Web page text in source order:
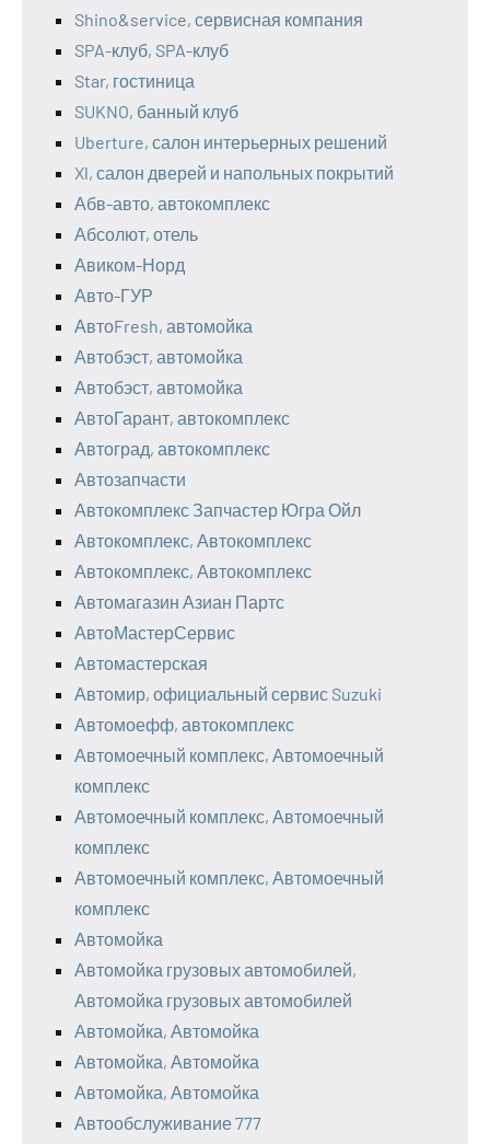
Shino&service, сервисная компания
SPA-клуб, SPA-клуб
Star, гостиница
SUKNO, банный клуб
Uberture, салон интерьерных решений
Xl, салон дверей и напольных покрытий
Абв-авто, автокомплекс
Абсолют, отель
Авиком-Норд
Авто-ГУР
АвтоFresh, автомойка
Автобэст, автомойка
Автобэст, автомойка
АвтоГарант, автокомплекс
Автоград, автокомплекс
Автозапчасти
Автокомплекс Запчастер Югра Ойл
Автокомплекс, Автокомплекс
Автокомплекс, Автокомплекс
Автомагазин Азиан Партс
АвтоМастерСервис
Автомастерская
Автомир, официальный сервис Suzuki
Автомоефф, автокомплекс
Автомоечный комплекс, Автомоечный
комплекс
Автомоечный комплекс, Автомоечный
комплекс
Автомоечный комплекс, Автомоечный
комплекс
Автомойка
Автомойка грузовых автомобилей,
Автомойка грузовых автомобилей
Автомойка, Автомойка
Автомойка, Автомойка
Автомойка, Автомойка
Автообслуживание 777